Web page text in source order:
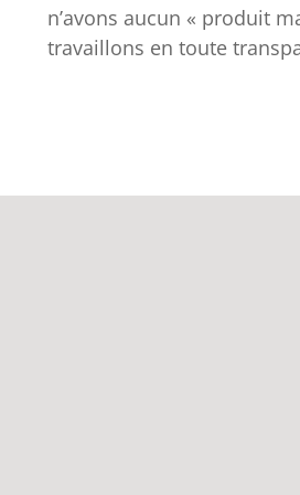
n’avons aucun « produit
travaillons en toute